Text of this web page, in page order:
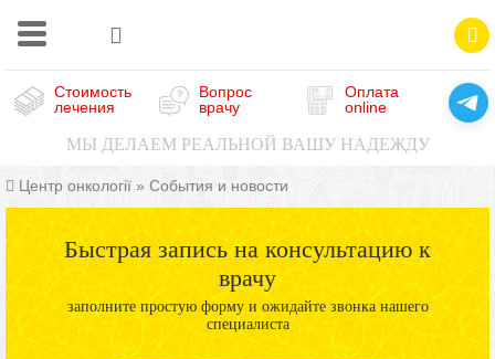
Стоимость
лечения
Вопрос
врачу
Оплата
online
МЫ ДЕЛАЕМ РЕАЛЬНОЙ ВАШУ НАДЕЖДУ
Центр онкології » События и новости
Быстрая запись на консультацию к
врачу
заполните простую форму и ожидайте звонка нашего
специалиста